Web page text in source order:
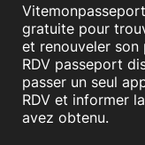
gratuite pour
et renouveler son
RDV passeport
passer un seul
RDV et informer
avez obtenu.